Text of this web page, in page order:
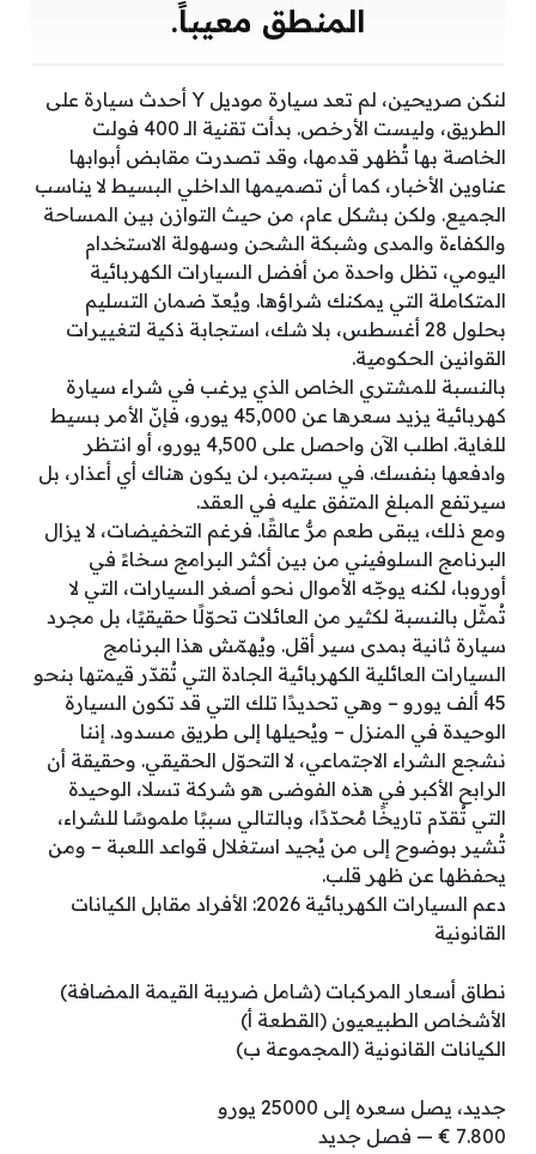
المنطق معيباً.
لنكن صريحين، لم تعد سيارة موديل Y أحدث سيارة على
الطريق، وليست الأرخص. بدأت تقنية الـ 400 فولت
الخاصة بها تُظهر قدمها، وقد تصدرت مقابض أبوابها
عناوين الأخبار، كما أن تصميمها الداخلي البسيط لا يناسب
الجميع. ولكن بشكل عام، من حيث التوازن بين المساحة
والكفاءة والمدى وشبكة الشحن وسهولة الاستخدام
اليومي، تظل واحدة من أفضل السيارات الكهربائية
المتكاملة التي يمكنك شراؤها. ويُعدّ ضمان التسليم
بحلول 28 أغسطس، بلا شك، استجابة ذكية لتغييرات
القوانين الحكومية.
بالنسبة للمشتري الخاص الذي يرغب في شراء سيارة
كهربائية يزيد سعرها عن 45,000 يورو، فإنّ الأمر بسيط
للغاية. اطلب الآن واحصل على 4,500 يورو، أو انتظر
وادفعها بنفسك. في سبتمبر، لن يكون هناك أي أعذار، بل
سيرتفع المبلغ المتفق عليه في العقد.
ومع ذلك، يبقى طعم مرٌّ عالقًا. فرغم التخفيضات، لا يزال
البرنامج السلوفيني من بين أكثر البرامج سخاءً في
أوروبا، لكنه يوجّه الأموال نحو أصغر السيارات، التي لا
تُمثّل بالنسبة لكثير من العائلات تحوّلًا حقيقيًا، بل مجرد
سيارة ثانية بمدى سير أقل. ويُهمّش هذا البرنامج
السيارات العائلية الكهربائية الجادة التي تُقدّر قيمتها بنحو
45 ألف يورو – وهي تحديدًا تلك التي قد تكون السيارة
الوحيدة في المنزل – ويُحيلها إلى طريق مسدود. إننا
نشجع الشراء الاجتماعي، لا التحوّل الحقيقي. وحقيقة أن
الرابح الأكبر في هذه الفوضى هو شركة تسلا، الوحيدة
التي تُقدّم تاريخًا مُحدّدًا، وبالتالي سببًا ملموسًا للشراء،
تُشير بوضوح إلى من يُجيد استغلال قواعد اللعبة – ومن
يحفظها عن ظهر قلب.
دعم السيارات الكهربائية 2026: الأفراد مقابل الكيانات
القانونية
نطاق أسعار المركبات (شامل ضريبة القيمة المضافة)
الأشخاص الطبيعيون (القطعة أ)
الكيانات القانونية (المجموعة ب)
جديد، يصل سعره إلى 25000 يورو
7.800 € — فصل جديد